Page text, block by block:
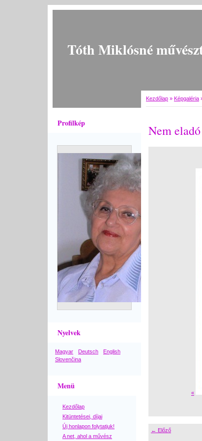
Tóth Miklósné
Profilkép
Nyelvek
Magyar Deutsch
English
Slovenčina
Menü
Kezdőlap
Kitüntetései, díjai
Új honlapon folytatjuk!
A net, ahol a művész
Kezdőlap » Képgaléria
Nem
«
← Előző